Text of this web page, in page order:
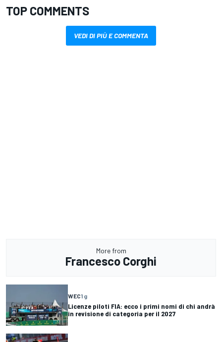
TOP COMMENTS
VEDI DI PIÙ E COMMENTA
More from
Francesco Corghi
WEC1 g
Licenze piloti FIA: ecco i primi nomi di chi andrà
in revisione di categoria per il 2027